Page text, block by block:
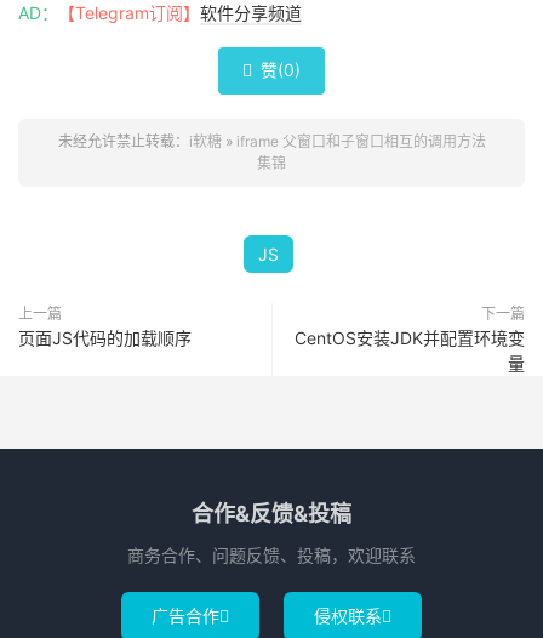
AD： 【Telegram订阅】 软件分享频道
 赞(0)
未经允许禁止转载： i软糖» iframe 父窗口和子窗口相互的调用方法
集锦
JS
上一篇
页面JS代码的加载顺序
下一篇
CentOS安装JDK并配置环境变
量
合作&反馈&投稿
商务合作、问题反馈、投稿，欢迎联系
广告合作 侵权联系